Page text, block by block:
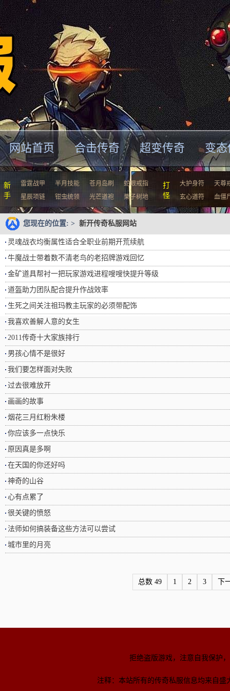
网站首页 合击传奇 超变传奇 变
新
手
雷霆战甲 半月技能 苍月岛刷
蛇眼戒指
星辰项链
钳虫统领 光芒道袍 栗子树地
打
怪
大护身符
天尊
玄心道符
血僵
您现在的位置: > 新开传奇私服网站
灵魂战衣均衡属性适合全职业前期开荒续航
牛魔战士带着数不清老鸟的老招牌游戏回忆
金矿道具帮衬一把玩家游戏进程嗖嗖快提升等级
道盔助力团队配合提升作战效率
生死之间关注祖玛教主玩家的必须带配饰
我喜欢善解人意的女生
2011传奇十大家族排行
男孩心情不是很好
我们要怎样面对失败
过去很难放开
画画的故事
烟花三月红粉朱楼
你应该多一点快乐
原因真是多啊
在天国的你还好吗
神奇的山谷
心有点累了
很关键的愤怒
法师如何搞装备这些方法可以尝试
城市里的月亮
总数 49 1 2 3 下
拒绝盗版游戏，注意自我保护
注释：本站所有的传奇私服信息均来自